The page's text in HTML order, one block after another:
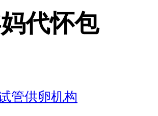
代怀包
管供卵机构